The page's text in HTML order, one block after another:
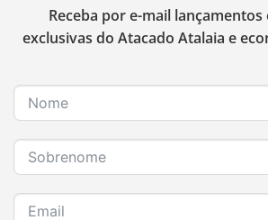
Receba por e-mail lançamentos
exclusivas do Atacado Atalaia e